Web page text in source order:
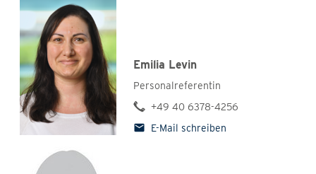
Emilia Levin
Personalreferentin
+49 40 6378-4256
E-Mail schreiben